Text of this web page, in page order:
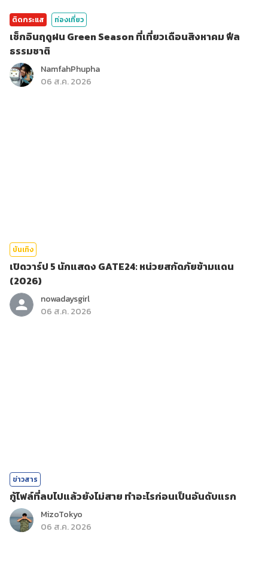
ติดกระแส ท่องเที่ยว
เช็กอินฤดูฝน Green Season ที่เที่ยวเดือนสิงหาคม ฟีล
ธรรมชาติ
NamfahPhupha
06 ส.ค. 2026
บันเทิง
เปิดวาร์ป 5 นักแสดง GATE24: หน่วยสกัดภัยข้ามแดน
(2026)
nowadaysgirl
06 ส.ค. 2026
ข่าวสาร
กู้ไฟล์ที่ลบไปแล้วยังไม่สาย ทำอะไรก่อนเป็นอันดับแรก
MizoTokyo
06 ส.ค. 2026